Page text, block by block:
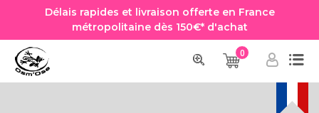
Délais rapides et livraison offerte en France
métropolitaine dès 150€* d'achat
0